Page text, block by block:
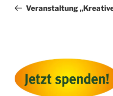
Beitrag
Veranstaltung